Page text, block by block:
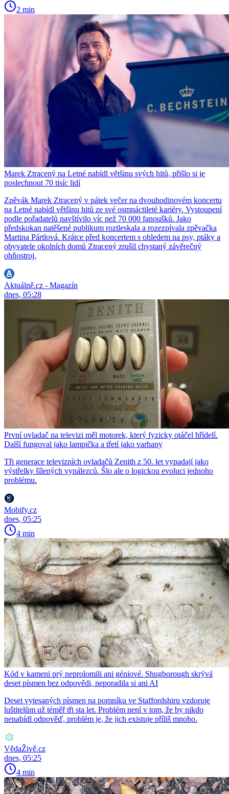
2 min
Marek Ztracený na Letné nabídl většinu svých hitů, přišlo si je
poslechnout 70 tisíc lidí
Zpěvák Marek Ztracený v pátek večer na dvouhodinovém koncertu
na Letné nabídl většinu hitů ze své osmnáctileté kariéry. Vystoupení
podle pořadatelů navštívilo víc než 70 000 fanoušků. Jako
předskokan natěšené publikum roztleskala a rozezpívala zpěvačka
Martina Pártlová. Krátce před koncertem s ohledem na psy, ptáky a
obyvatele okolních domů Ztracený zrušil chystaný závěrečný
ohňostroj.
Aktuálně.cz - Magazín
dnes, 05:28
První ovladač na televizi měl motorek, který fyzicky otáčel hřídelí.
Další fungoval jako lampička a třetí jako varhany
Tři generace televizních ovladačů Zenith z 50. let vypadají jako
výstřelky šílených vynálezců. Šlo ale o logickou evoluci jednoho
problému.
Mobify.cz
dnes, 05:25
4 min
Kód v kameni prý neprolomili ani géniové. Shugborough skrývá
deset písmen bez odpovědi, neporadila si ani AI
Deset vytesaných písmen na pomníku ve Staffordshiru vzdoruje
luštitelům už téměř tři sta let. Problém není v tom, že by nikdo
nenabídl odpověď, problém je, že jich existuje příliš mnoho.
VědaŽivě.cz
dnes, 05:25
4 min